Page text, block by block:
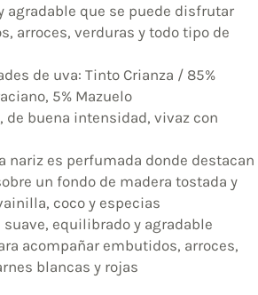
agradable que se puede disfrutar
arroces, verduras y todo tipo de
de uva: Tinto Crianza / 85%
5% Mazuelo
de buena intensidad, vivaz con
nariz es perfumada donde destacan
un fondo de madera tostada y
coco y especias
suave, equilibrado y agradable
acompañar embutidos, arroces,
blancas y rojas